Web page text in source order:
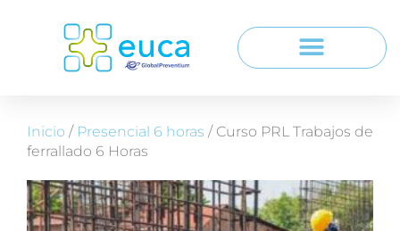
Inicio / Presencial 6 horas / Curso PRL Trabajos de
ferrallado 6 Horas